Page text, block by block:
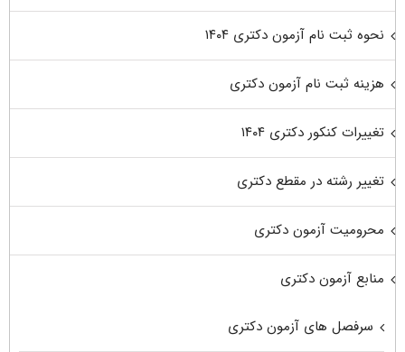
نحوه ثبت نام آزمون دکتری ۱۴۰۴
هزینه ثبت نام آزمون دکتری
تغییرات کنکور دکتری ۱۴۰۴
تغییر رشته در مقطع دکتری
محرومیت آزمون دکتری
منابع آزمون دکتری
سرفصل های آزمون دکتری